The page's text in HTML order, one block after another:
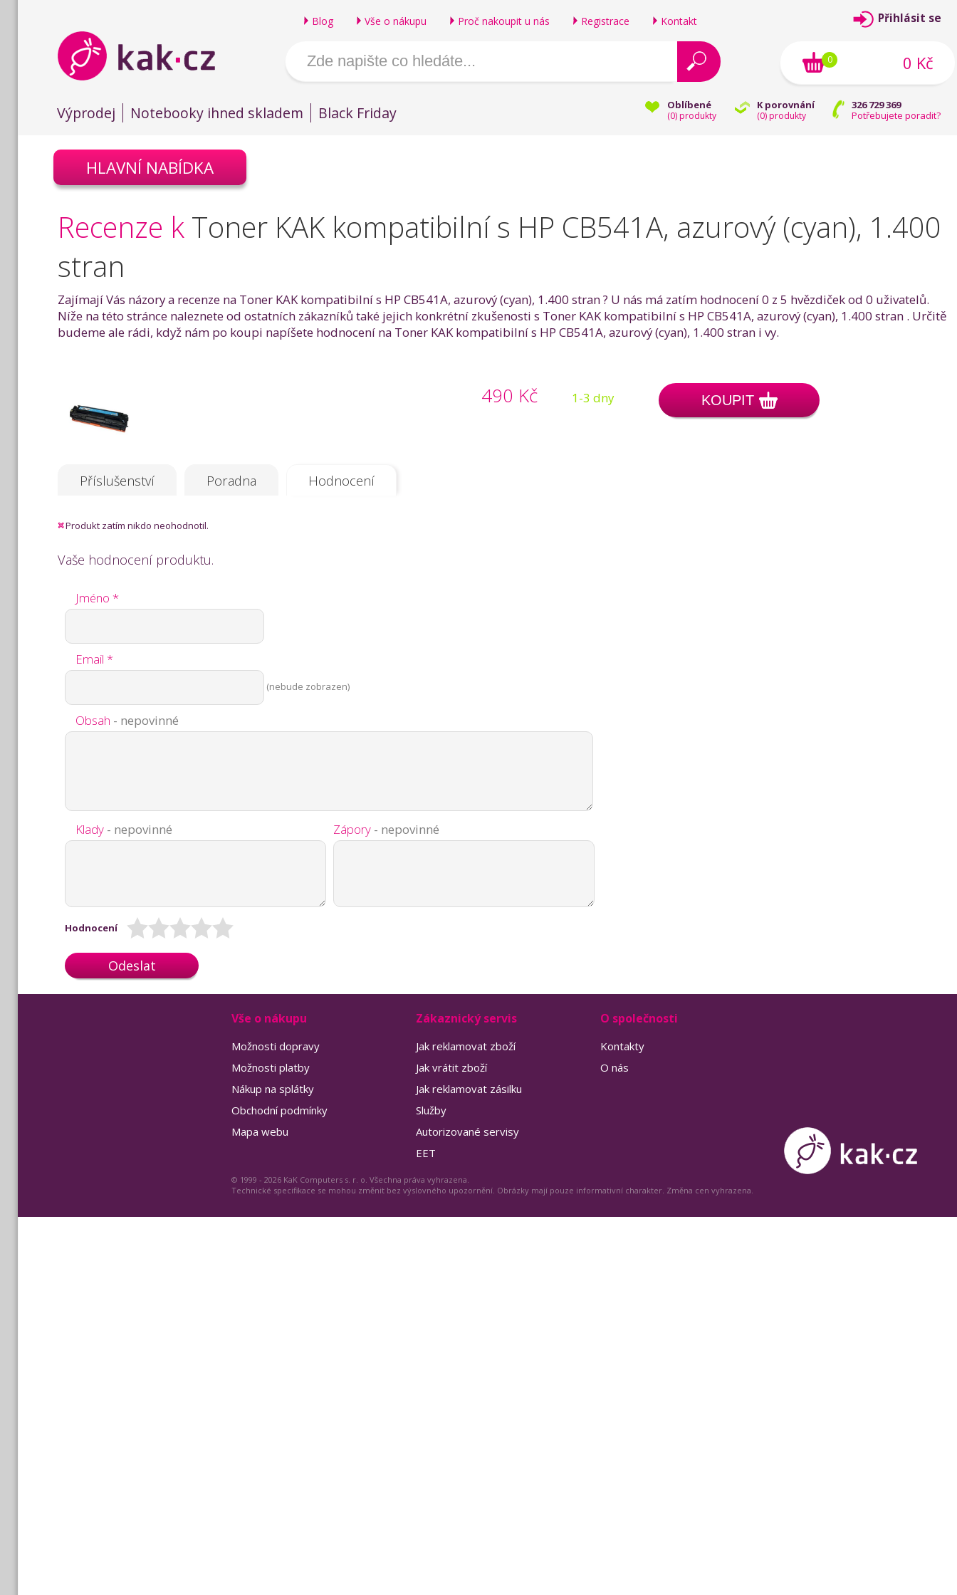
Blog Vše o nákupu Proč nakoupit u nás Registrace Kontakt
Oblíbené
(0) produkty
K porovnání
(0) produkty
326 729 369
Potřebujete poradit?
Výprodej Notebooky ihned skladem Black Friday
Přihlásit se
0 Kč
0
HLAVNÍ NABÍDKA
Recenze k Toner KAK kompatibilní s HP CB541A, azurový (cyan), 1.400
stran
Zajímají Vás názory a recenze na Toner KAK kompatibilní s HP CB541A, azurový (cyan), 1.400 stran ? U nás má zatím hodnocení 0 z 5 hvězdiček od 0 uživatelů.
Níže na této stránce naleznete od ostatních zákazníků také jejich konkrétní zkušenosti s Toner KAK kompatibilní s HP CB541A, azurový (cyan), 1.400 stran . Určitě
budeme ale rádi, když nám po koupi napíšete hodnocení na Toner KAK kompatibilní s HP CB541A, azurový (cyan), 1.400 stran i vy.
490 Kč 1-3 dny KOUPIT
Příslušenství Poradna Hodnocení
Produkt zatím nikdo neohodnotil.
Vaše hodnocení produktu.
Jméno *
Email *
(nebude zobrazen)
Obsah - nepovinné
Klady - nepovinné Zápory - nepovinné
Hodnocení
Odeslat
Vše o nákupu
Možnosti dopravy
Možnosti platby
Nákup na splátky
Obchodní podmínky
Mapa webu
Zákaznický servis
Jak reklamovat zboží
Jak vrátit zboží
Jak reklamovat zásilku
Služby
Autorizované servisy
EET
O společnosti
Kontakty
O nás
© 1999 - 2026 KaK Computers s. r. o. Všechna práva vyhrazena.
Technické specifikace se mohou změnit bez výslovného upozornění. Obrázky mají pouze informativní charakter. Změna cen vyhrazena.